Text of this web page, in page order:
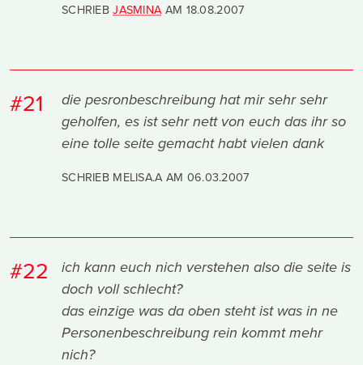
SCHRIEBJASMINAAM 18.08.2007
#21
die pesronbeschreibung hat mir sehr sehr
geholfen, es ist sehr nett von euch das ihr so
eine tolle seite gemacht habt vielen dank
SCHRIEB MELISA.A AM 06.03.2007
#22
ich kann euch nich verstehen also die seite is
doch voll schlecht?
das einzige was da oben steht ist was in ne
Personenbeschreibung rein kommt mehr
nich?